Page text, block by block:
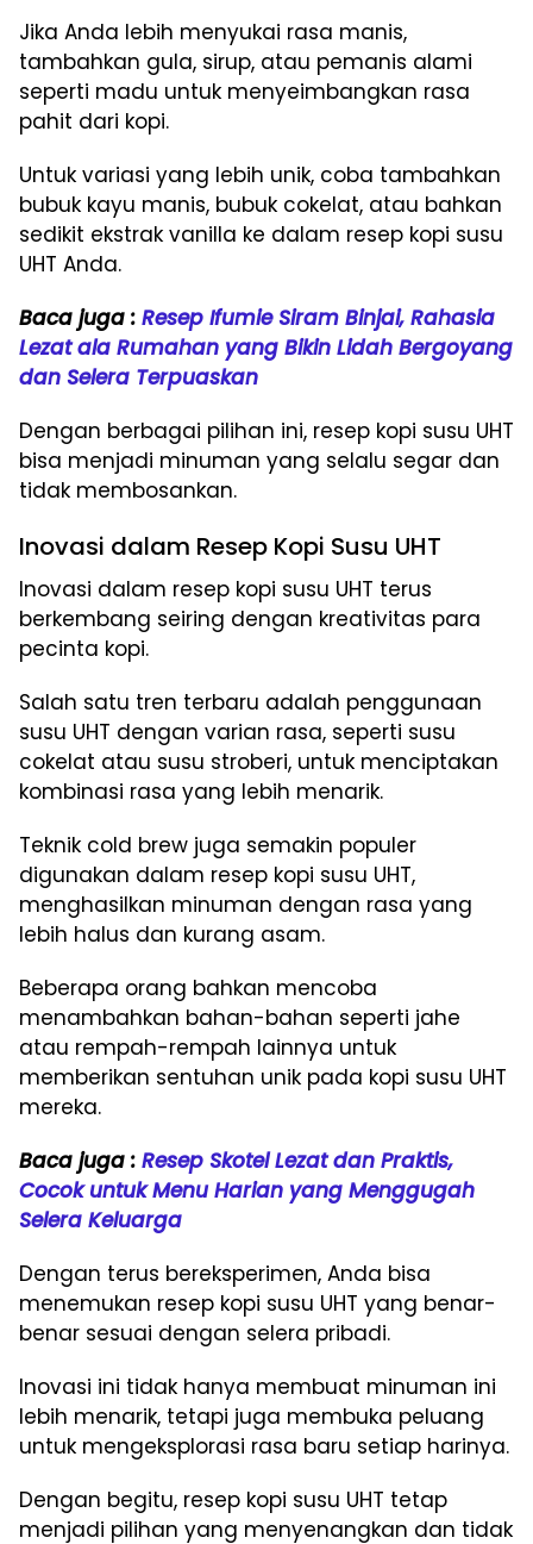
Jika Anda lebih menyukai rasa manis,
tambahkan gula, sirup, atau pemanis alami
seperti madu untuk menyeimbangkan rasa
pahit dari kopi.
Untuk variasi yang lebih unik, coba tambahkan
bubuk kayu manis, bubuk cokelat, atau bahkan
sedikit ekstrak vanilla ke dalam resep kopi susu
UHT Anda.
Baca juga : Resep Ifumie Siram Binjai, Rahasia
Lezat ala Rumahan yang Bikin Lidah Bergoyang
dan Selera Terpuaskan
Dengan berbagai pilihan ini, resep kopi susu UHT
bisa menjadi minuman yang selalu segar dan
tidak membosankan.
Inovasi dalam Resep Kopi Susu UHT
Inovasi dalam resep kopi susu UHT terus
berkembang seiring dengan kreativitas para
pecinta kopi.
Salah satu tren terbaru adalah penggunaan
susu UHT dengan varian rasa, seperti susu
cokelat atau susu stroberi, untuk menciptakan
kombinasi rasa yang lebih menarik.
Teknik cold brew juga semakin populer
digunakan dalam resep kopi susu UHT,
menghasilkan minuman dengan rasa yang
lebih halus dan kurang asam.
Beberapa orang bahkan mencoba
menambahkan bahan-bahan seperti jahe
atau rempah-rempah lainnya untuk
memberikan sentuhan unik pada kopi susu UHT
mereka.
Baca juga : Resep Skotel Lezat dan Praktis,
Cocok untuk Menu Harian yang Menggugah
Selera Keluarga
Dengan terus bereksperimen, Anda bisa
menemukan resep kopi susu UHT yang benar-
benar sesuai dengan selera pribadi.
Inovasi ini tidak hanya membuat minuman ini
lebih menarik, tetapi juga membuka peluang
untuk mengeksplorasi rasa baru setiap harinya.
Dengan begitu, resep kopi susu UHT tetap
menjadi pilihan yang menyenangkan dan tidak